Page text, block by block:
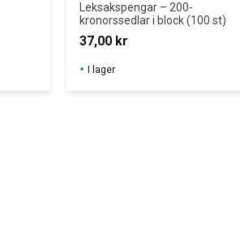
Leksakspengar – 200-
kronorssedlar i block (100 st)
37,00 kr
I lager